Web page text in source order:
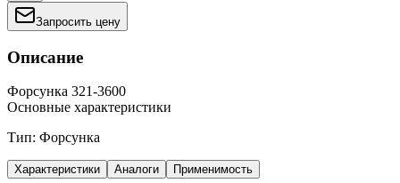
Запросить цену
Описание
Форсунка 321-3600
Основные характеристики
Тип: Форсунка
Характеристики Аналоги Применимость